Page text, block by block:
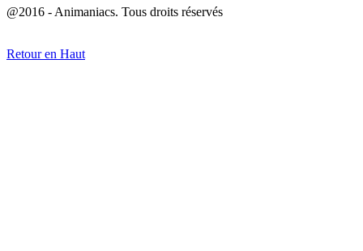
@2016 - Animaniacs. Tous droits réservés
Retour en Haut